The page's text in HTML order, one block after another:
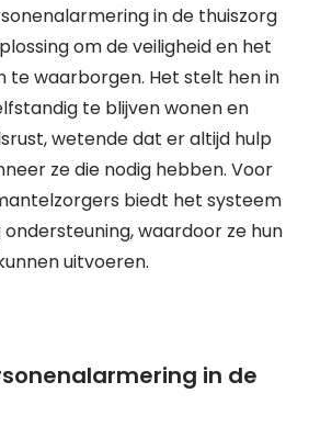
in de thuiszorg
om de veiligheid en het
te waarborgen. Het stelt hen in
te blijven wonen en
wetende dat er altijd hulp
ze die nodig hebben. Voor
biedt het systeem
waardoor ze hun
uitvoeren.
in de